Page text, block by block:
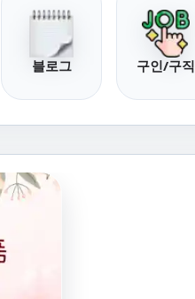
블로그 구인/구직